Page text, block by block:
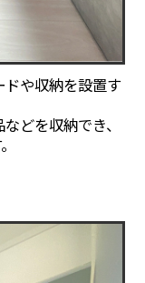
ドや収納を設置す
どを収納でき、